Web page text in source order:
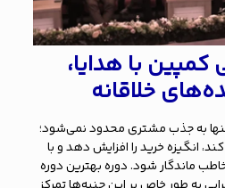
با هدایا،
خلاقانه
به جذب مشتری محدود نمی‌شود؛
کند، انگیزه خرید را افزایش دهد و با
ماندگار شود. دوره بهترین دوره